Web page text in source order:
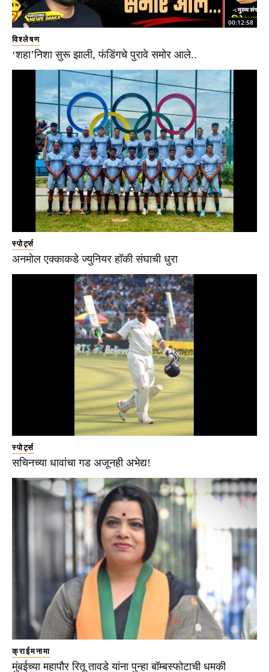
00:12:58
विश्लेषण
‘शहा’निशा सुरू झाली, फंडिंगचे पुरावे समोर आले..
स्पोर्ट्स
अनमोल एक्काकडे ज्युनियर हॉकी संघाची धुरा
स्पोर्ट्स
सचिनच्या धावांचा गड अजूनही अभेद्य!
क्राईमनामा
मुंबईच्या महापौर रितू तावडे यांना पुन्हा बॉम्बस्फोटाची धमकी